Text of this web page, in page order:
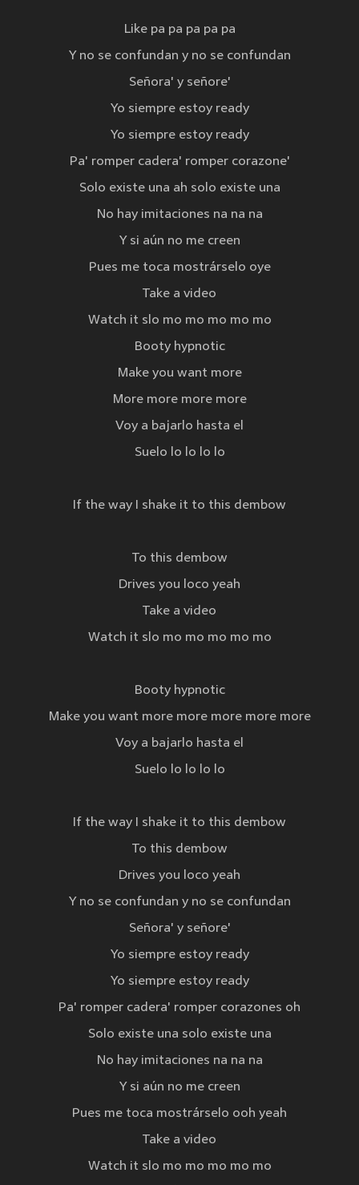
Like pa pa pa pa pa
Y no se confundan y no se confundan
Señora' y señore'
Yo siempre estoy ready
Yo siempre estoy ready
Pa' romper cadera' romper corazone'
Solo existe una ah solo existe una
No hay imitaciones na na na
Y si aún no me creen
Pues me toca mostrárselo oye
Take a video
Watch it slo mo mo mo mo mo
Booty hypnotic
Make you want more
More more more more
Voy a bajarlo hasta el
Suelo lo lo lo lo
If the way I shake it to this dembow
To this dembow
Drives you loco yeah
Take a video
Watch it slo mo mo mo mo mo
Booty hypnotic
Make you want more more more more more
Voy a bajarlo hasta el
Suelo lo lo lo lo
If the way I shake it to this dembow
To this dembow
Drives you loco yeah
Y no se confundan y no se confundan
Señora' y señore'
Yo siempre estoy ready
Yo siempre estoy ready
Pa' romper cadera' romper corazones oh
Solo existe una solo existe una
No hay imitaciones na na na
Y si aún no me creen
Pues me toca mostrárselo ooh yeah
Take a video
Watch it slo mo mo mo mo mo